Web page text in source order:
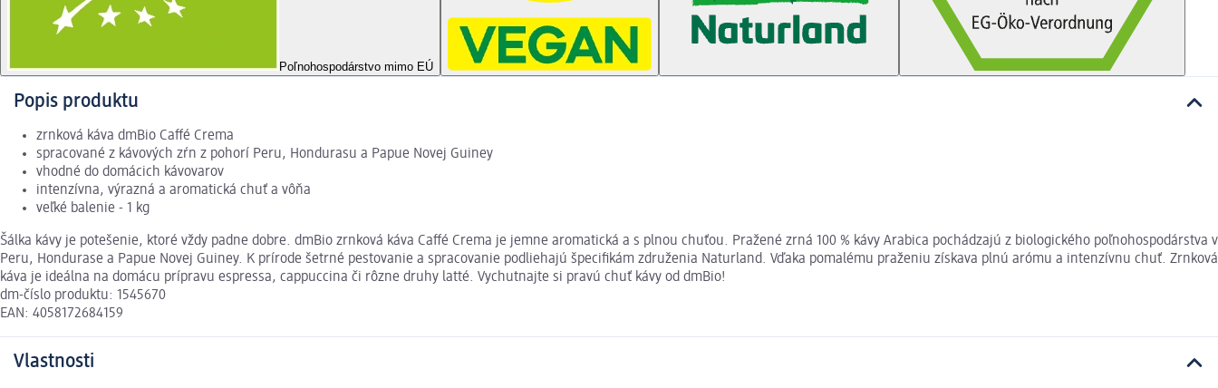
Poľnohospodárstvo mimo EÚ
Popis produktu
zrnková káva dmBio Caffé Crema
spracované z kávových zŕn z pohorí Peru, Hondurasu a Papue Novej Guiney
vhodné do domácich kávovarov
intenzívna, výrazná a aromatická chuť a vôňa
veľké balenie - 1 kg
Šálka kávy je potešenie, ktoré vždy padne dobre. dmBio zrnková káva Caffé Crema je jemne aromatická a s plnou chuťou. Pražené zrná 100 % kávy Arabica pochádzajú z biologického poľnohospodárstva v
Peru, Hondurase a Papue Novej Guiney. K prírode šetrné pestovanie a spracovanie podliehajú špecifikám združenia Naturland. Vďaka pomalému praženiu získava plnú arómu a intenzívnu chuť. Zrnková
káva je ideálna na domácu prípravu espressa, cappuccina či rôzne druhy latté. Vychutnajte si pravú chuť kávy od dmBio!
dm-číslo produktu: 1545670
EAN: 4058172684159
Vlastnosti